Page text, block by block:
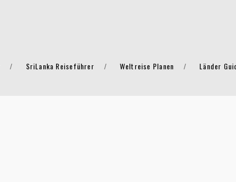
SriLanka Reiseführer Weltreise Planen Länder